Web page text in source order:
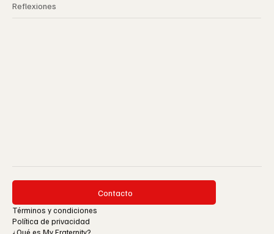
Reflexiones
Contacto
Términos y condiciones
Política de privacidad